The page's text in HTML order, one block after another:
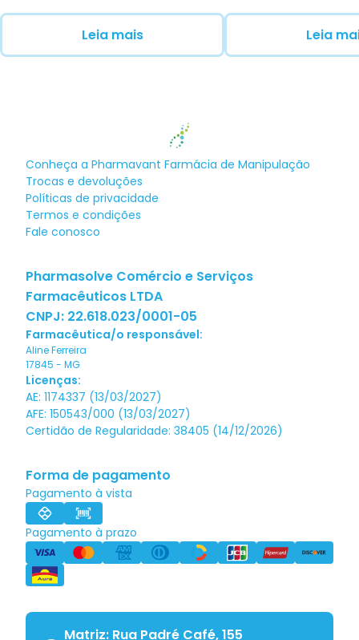
Leia mais Leia
Conheça a Pharmavant Farmácia de Manipulação
Trocas e devoluções
Políticas de privacidade
Termos e condições
Fale conosco
Pharmasolve Comércio e Serviços
Farmacêuticos LTDA
CNPJ: 22.618.023/0001-05
Farmacêutica/o responsável:
Aline Ferreira
17845 - MG
Licenças:
AE: 1174337 (13/03/2027)
AFE: 150543/000 (13/03/2027)
Certidão de Regularidade: 38405 (14/12/2026)
Forma de pagamento
Pagamento à vista
Pagamento à prazo
Matriz: Rua Padré Café, 155